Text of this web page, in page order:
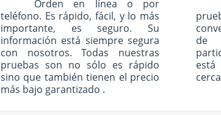
Orden en línea o por
teléfono. Es rápido, fácil, y lo más
importante, es seguro. Su
información está siempre segura
con nosotros. Todas nuestras
pruebas son no sólo es rápido
sino que también tienen el precio
más bajo garantizado .
de